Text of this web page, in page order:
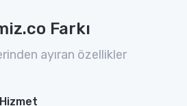
Farkı
ayıran özellikler